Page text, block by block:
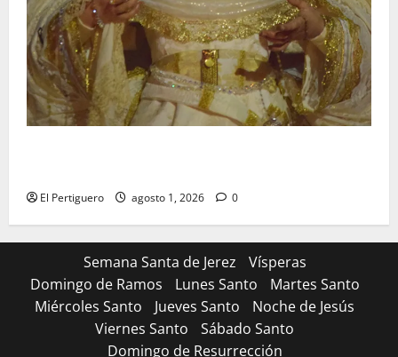
El Pertiguero agosto 1, 2026 0
Semana Santa de Jerez
Vísperas
Domingo de Ramos
Lunes Santo
Martes Santo
Miércoles Santo
Jueves Santo
Noche de Jesús
Viernes Santo
Sábado Santo
Domingo de Resurrección